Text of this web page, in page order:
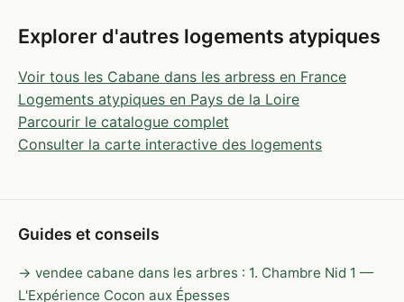
Explorer d'autres logements atypiques
Voir tous les Cabane dans les arbress en France
Logements atypiques en Pays de la Loire
Parcourir le catalogue complet
Consulter la carte interactive des logements
Guides et conseils
→ vendee cabane dans les arbres : 1. Chambre Nid 1 —
L'Expérience Cocon aux Épesses